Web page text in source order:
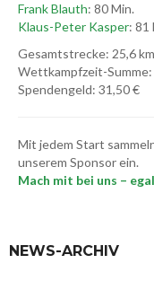
Frank Blauth: 80 Min.
Klaus-Peter Kasper: 81
Gesamtstrecke: 25,6 km
Wettkampfzeit-Summe:
Spendengeld: 31,50 €
Mit jedem Start
unserem Sponsor ein.
Mach mit bei uns –
NEWS-ARCHIV